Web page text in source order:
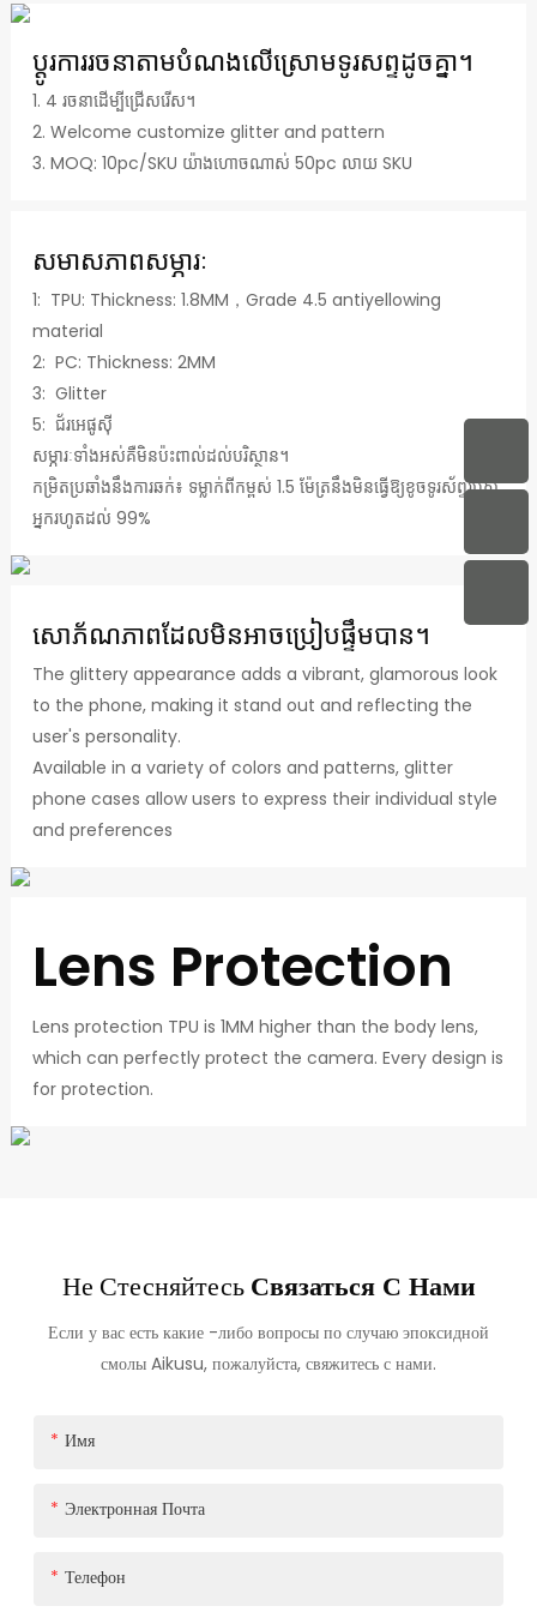
ប្ដូរការរចនាតាមបំណងលើស្រោមទូរសព្ទដូចគ្នា។
1. 4 រចនាដើម្បីជ្រើសរើស។
2. Welcome customize glitter and pattern
3. MOQ: 10pc/SKU យ៉ាងហោចណាស់ 50pc លាយ SKU
សមាសភាពសម្ភារៈ
1: TPU: Thickness: 1.8MM，Grade 4.5 antiyellowing
material
2: PC: Thickness: 2MM
3: Glitter
5: ជ័រអេផូស៊ី
សម្ភារៈទាំងអស់គឺមិនប៉ះពាល់ដល់បរិស្ថាន។
កម្រិតប្រឆាំងនឹងការឆក់៖ ទម្លាក់ពីកម្ពស់ 1.5 ម៉ែត្រនឹងមិនធ្វើឱ្យខូចទូរស័ព្ទរបស់
អ្នករហូតដល់ 99%
សោភ័ណភាពដែលមិនអាចប្រៀបផ្ទឹមបាន។
The glittery appearance adds a vibrant, glamorous look
to the phone, making it stand out and reflecting the
user's personality.
Available in a variety of colors and patterns, glitter
phone cases allow users to express their individual style
and preferences
Lens Protection
Lens protection TPU is 1MM higher than the body lens,
which can perfectly protect the camera. Every design is
for protection.
Не СтесняйтесьСвязаться С Нами
Если у вас есть какие -либо вопросы по случаю эпоксидной
смолы Aikusu, пожалуйста, свяжитесь с нами.
Имя
Электронная Почта
Телефон